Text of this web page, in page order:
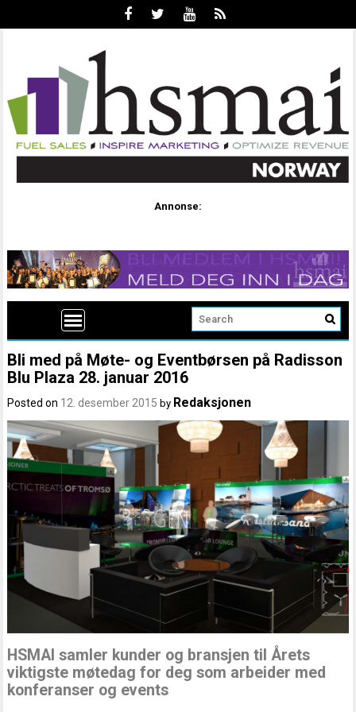
Annonse:
Bli med på Møte- og Eventbørsen på Radisson
Blu Plaza 28. januar 2016
Posted on 12. desember 2015 by Redaksjonen
HSMAI samler kunder og bransjen til Årets
viktigste møtedag for deg som arbeider med
konferanser og events